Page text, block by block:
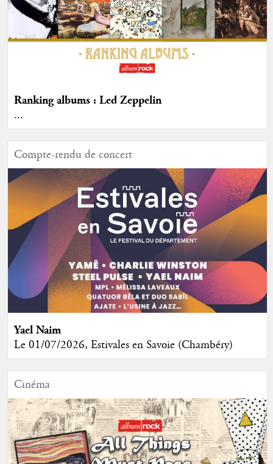
Ranking albums : Led Zeppelin
...
Compte-rendu de concert
Yael Naim
Le 01/07/2026, Estivales en Savoie (Chambéry)
Cinéma